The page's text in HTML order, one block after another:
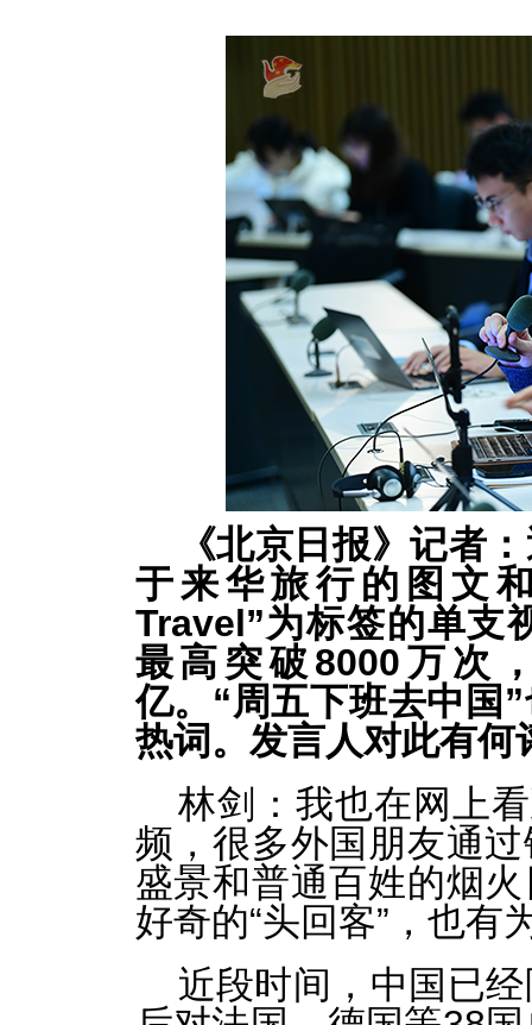
《北京日报》记者
于来华旅行的图文
Travel”为标签的单支
最高突破8000万次
亿。“周五下班去中国
热词。发言人对此有何
林剑：我也在网上
频，很多外国朋友通
盛景和普通百姓的烟
好奇的“头回客”，也有
近段时间，中国已